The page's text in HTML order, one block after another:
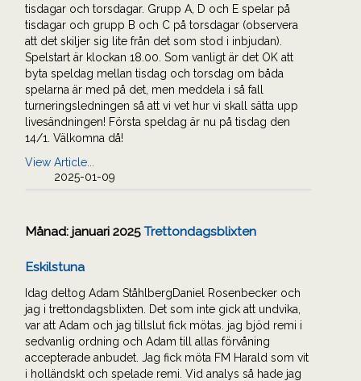
tisdagar och torsdagar. Grupp A, D och E spelar på
tisdagar och grupp B och C på torsdagar (observera
att det skiljer sig lite från det som stod i inbjudan).
Spelstart är klockan 18.00. Som vanligt är det OK att
byta speldag mellan tisdag och torsdag om båda
spelarna är med på det, men meddela i så fall
turneringsledningen så att vi vet hur vi skall sätta upp
livesändningen! Första speldag är nu på tisdag den
14/1. Välkomna då!
View Article...
2025-01-09
Månad: januari 2025 Trettondagsblixten
Eskilstuna
Idag deltog Adam StåhlbergDaniel Rosenbecker och
jag i trettondagsblixten. Det som inte gick att undvika,
var att Adam och jag tillslut fick mötas. jag bjöd remi i
sedvanlig ordning och Adam till allas förvåning
accepterade anbudet. Jag fick möta FM Harald som vit
i holländskt och spelade remi. Vid analys så hade jag